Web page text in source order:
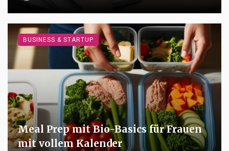
Meal Prep mit Bio-Basics für Frauen
mit vollem Kalender
BUSINESS & STARTUP